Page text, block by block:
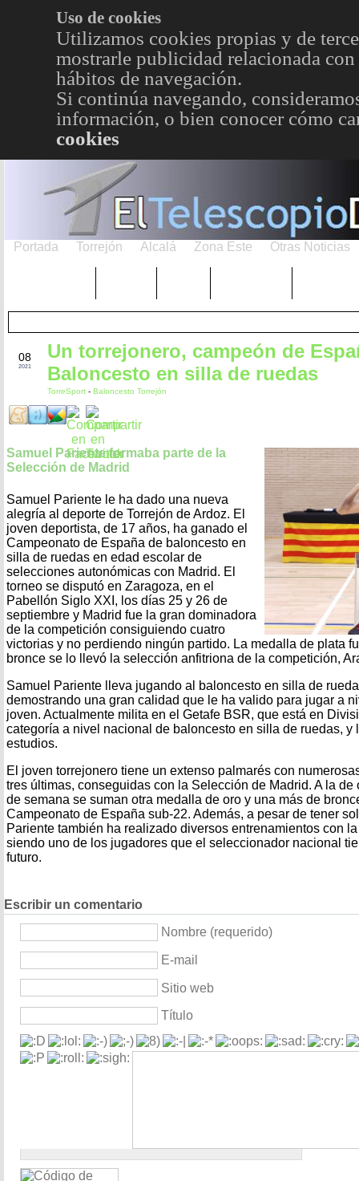
Uso de cookies
Utilizamos cookies propias y de
mostrarle publicidad relacionada
hábitos de navegación.
Si continúa navegando,
información, o bien conocer cómo
cookies
Portada Torrejón Alcalá Zona Este Otras Noticias
08
2021
Un torrejonero, campeón de
Baloncesto en silla de ruedas
TorreSport - Baloncesto Torrejón
Samuel Pariente formaba parte de la
Selección de Madrid
Samuel Pariente le ha dado una nueva
alegría al deporte de Torrejón de Ardoz. El
joven deportista, de 17 años, ha ganado el
Campeonato de España de baloncesto en
silla de ruedas en edad escolar de
selecciones autonómicas con Madrid. El
torneo se disputó en Zaragoza, en el
Pabellón Siglo XXI, los días 25 y 26 de
septiembre y Madrid fue la gran dominadora
de la competición consiguiendo cuatro
victorias y no perdiendo ningún partido. La medalla de plata
bronce se lo llevó la selección anfitriona de la competición,
Samuel Pariente lleva jugando al baloncesto en silla de
demostrando una gran calidad que le ha valido para jugar a
joven. Actualmente milita en el Getafe BSR, que está en
categoría a nivel nacional de baloncesto en silla de ruedas, y
estudios.
El joven torrejonero tiene un extenso palmarés con
tres últimas, conseguidas con la Selección de Madrid. A la
de semana se suman otra medalla de oro y una más de
Campeonato de España sub-22. Además, a pesar de tener
Pariente también ha realizado diversos entrenamientos con
siendo uno de los jugadores que el seleccionador nacional
futuro.
Escribir un comentario
Nombre (requerido)
E-mail
Sitio web
Título